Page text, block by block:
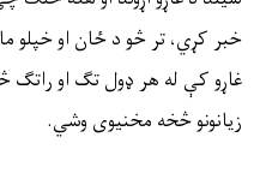
خبر کړي، تر څو د ځان او خپلو
غاړو کې له هر ډول تګ او راتګ
زیانونو څخه مخنیوی وشي.